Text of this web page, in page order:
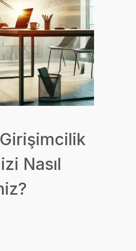
Nasıl